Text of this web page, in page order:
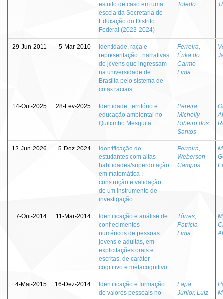
estudo de caso em uma
escola da Secretaria de
Educação do Distrito
Federal (2023-2024)
Toledo
29-Jun-2011 5-Mar-2010
Identidade, raça e
representação : narrativas
de jovens que ingressam
na universidade de
Brasília pelo sistema de
cotas raciais
Ferreira,
Érika do
Carmo
Lima
14-Out-2025 28-Fev-2025
Identidade, território e
educação ambiental no
Quilombo Mesquita
Pereira,
Michelly
Ribeiro dos
Santos
12-Jun-2026 5-Dez-2024
Identificação de
estudantes com altas
habilidades/superdotação
em matemática :
construção e validação
de um instrumento de
investigação
Ferreira,
Weberson
Campos
7-Out-2014 11-Mar-2014
Identificação e análise de
conhecimentos
numéricos de pessoas
jovens e adultas, em
explicitações orais e
escritas, de caráter
cognitivo e metacognitivo
Tôrres,
Patrícia
Lima
4-Mai-2015 16-Dez-2014
Identificação e formação
de valores pessoais no
Lapa
Junior, Luiz